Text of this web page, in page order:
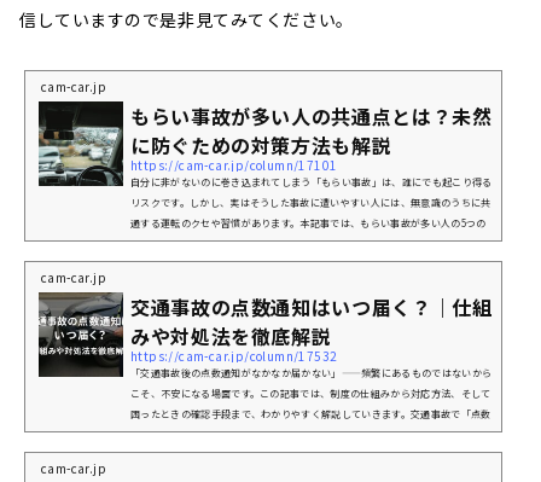
信していますので是非見てみてください。
cam-car.jp
もらい事故が多い人の共通点とは？未然
に防ぐための対策方法も解説
https://cam-car.jp/column/17101
自分に非がないのに巻き込まれてしまう「もらい事故」は、誰にでも起こり得る
リスクです。しかし、実はそうした事故に遭いやすい人には、無意識のうちに共
通する運転のクセや習慣があります。本記事では、もらい事故が多い人の5つの
共通点と、事故を未然に防ぐための具体的な対策方法を詳しく解説します。事故
に巻き込まれないために、自分の運転スタイルを見直すきっかけとして、ぜひご
失がないにもかかわらず、他者のミスや不注意によって巻き込まれる交通...
cam-car.jp
交通事故の点数通知はいつ届く？｜仕組
みや対処法を徹底解説
https://cam-car.jp/column/17532
「交通事故後の点数通知がなかなか届かない」——頻繁にあるものではないから
こそ、不安になる場面です。この記事では、制度の仕組みから対応方法、そして
困ったときの確認手段まで、わかりやすく解説していきます。交通事故で「点数
が引かれる」とは？仕組みを簡単に解説交通事故や交通違反を起こした際に「点
数が引かれた」と表現する方が多いでしょう。しかし、実際の点数制度は「加点
cam-car.jp